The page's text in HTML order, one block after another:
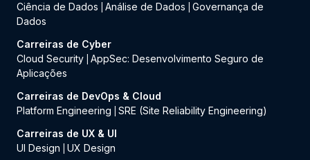
Ciência de Dados
Análise de Dados
Governança de
Dados
Carreiras de Cyber
Cloud Security AppSec: Desenvolvimento Seguro de
Aplicações
Carreiras de DevOps & Cloud
Platform Engineering
SRE (Site Reliability Engineering)
Carreiras de UX & UI
UI Design
UX Design